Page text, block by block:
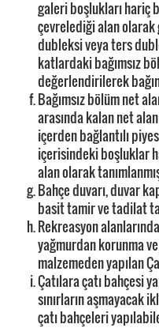
galeri boşlukları hariç
çevrelediği alan olarak
dubleksi veya ters
katlardaki bağımsız
değerlendirilerek
Bağımsız bölüm net
arasında kalan net
içerden bağlantılı
içerisindeki boşluklar
alan olarak
Bahçe duvarı, duvar
basit tamir ve tadilat
Rekreasyon
yağmurdan korunma
malzemeden yapılan
Çatılara çatı bahçesi
sınırların aşmayacak
çatı bahçeleri